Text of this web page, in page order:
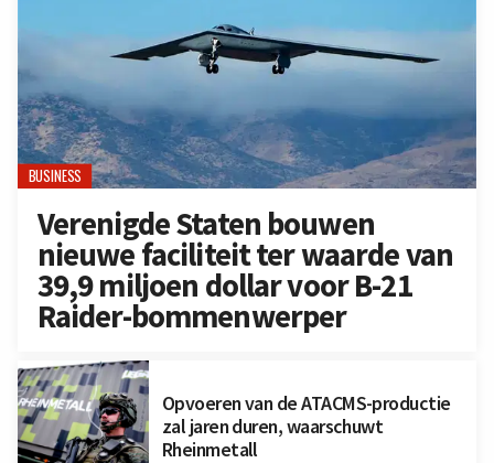
BUSINESS
Verenigde Staten bouwen
nieuwe faciliteit ter waarde van
39,9 miljoen dollar voor B-21
Raider-bommenwerper
Opvoeren van de ATACMS-productie
zal jaren duren, waarschuwt
Rheinmetall